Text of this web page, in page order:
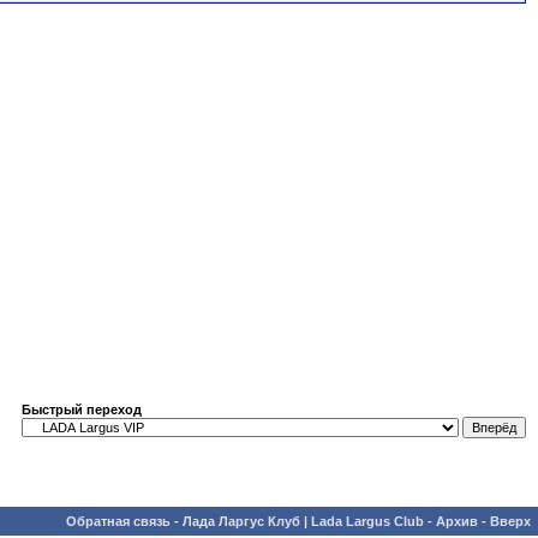
Быстрый переход
Обратная связь - Лада Ларгус Клуб | Lada Largus Club - Архив - Вверх